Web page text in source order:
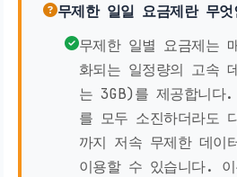
무제한 일일 요금제란 무엇
무제한 일별 요금제는
화되는 일정량의 고속
는 3GB)를 제공합니다
를 모두 소진하더라도
까지 저속 무제한 데이
이용할 수 있습니다.